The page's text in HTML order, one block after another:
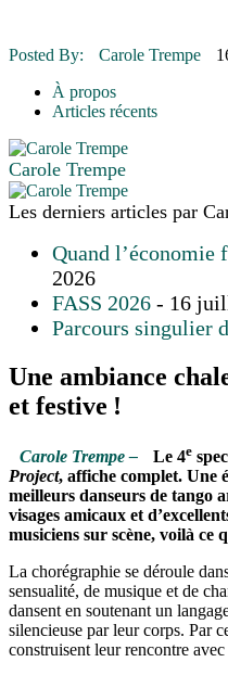
16 juillet 2026 |
16 juillet 2026
Posted By: Carole Trempe
À propos
Articles récents
Carole Trempe
Les derniers articles par
Quand l’économie
2026
FASS 2026 - 16
Parcours singulier
Une ambiance
et festive !
Carole Trempe – Le 4e
Project, affiche complet. Une
meilleurs danseurs de tango
visages amicaux et
musiciens sur scène, voilà ce
La chorégraphie se déroule
sensualité, de musique et de
dansent en soutenant un
silencieuse par leur corps. Par
construisent leur rencontre